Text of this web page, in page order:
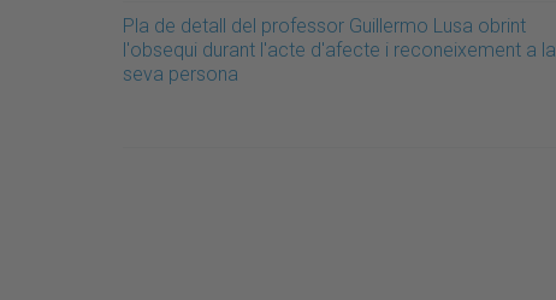
Pla de detall del professor Guillermo Lusa obrint
l'obsequi durant l'acte d'afecte i reconeixement a la
seva persona